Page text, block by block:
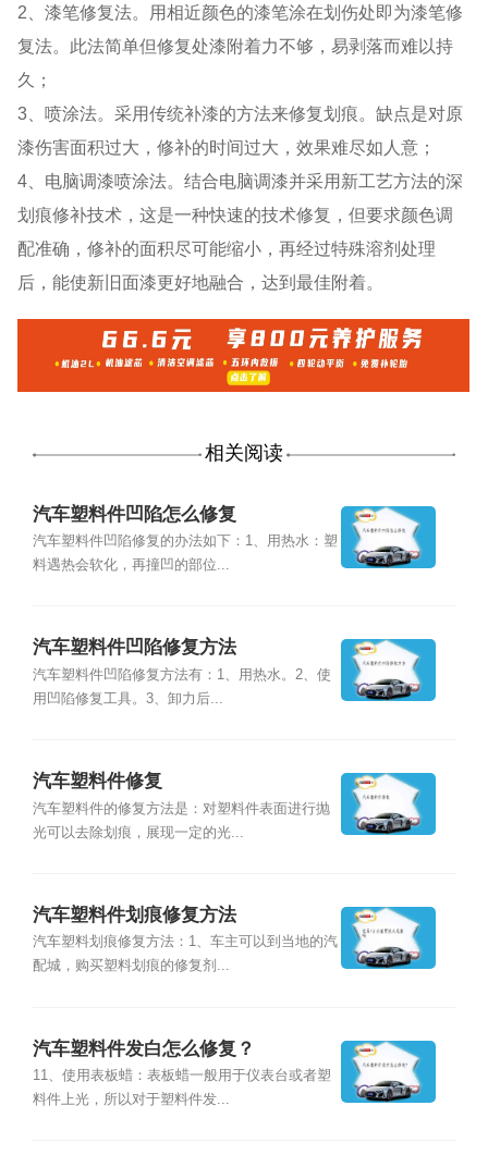
2、漆笔修复法。用相近颜色的漆笔涂在划伤处即为漆笔修
复法。此法简单但修复处漆附着力不够，易剥落而难以持
久；
3、喷涂法。采用传统补漆的方法来修复划痕。缺点是对原
漆伤害面积过大，修补的时间过大，效果难尽如人意；
4、电脑调漆喷涂法。结合电脑调漆并采用新工艺方法的深
划痕修补技术，这是一种快速的技术修复，但要求颜色调
配准确，修补的面积尽可能缩小，再经过特殊溶剂处理
后，能使新旧面漆更好地融合，达到最佳附着。
相关阅读
汽车塑料件凹陷怎么修复
汽车塑料件凹陷修复的办法如下：1、用热水：塑
料遇热会软化，再撞凹的部位...
汽车塑料件凹陷修复方法
汽车塑料件凹陷修复方法有：1、用热水。2、使
用凹陷修复工具。3、卸力后...
汽车塑料件修复
汽车塑料件的修复方法是：对塑料件表面进行抛
光可以去除划痕，展现一定的光...
汽车塑料件划痕修复方法
汽车塑料划痕修复方法：1、车主可以到当地的汽
配城，购买塑料划痕的修复剂...
汽车塑料件发白怎么修复？
11、使用表板蜡：表板蜡一般用于仪表台或者塑
料件上光，所以对于塑料件发...